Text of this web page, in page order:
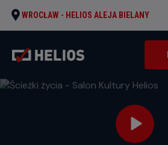
WROCŁAW - HELIOS ALEJA BIELANY